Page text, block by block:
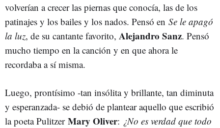
volverían a crecer las piernas que conocía, las de los
patinajes y los bailes y los nados. Pensó en Se le apagó
la luz, de su cantante favorito, Alejandro Sanz. Pensó
mucho tiempo en la canción y en que ahora le
recordaba a sí misma.
Luego, prontísimo -tan insólita y brillante, tan diminuta
y esperanzada- se debió de plantear aquello que escribió
la poeta PulitzerMary Oliver: ¿No es verdad que todo